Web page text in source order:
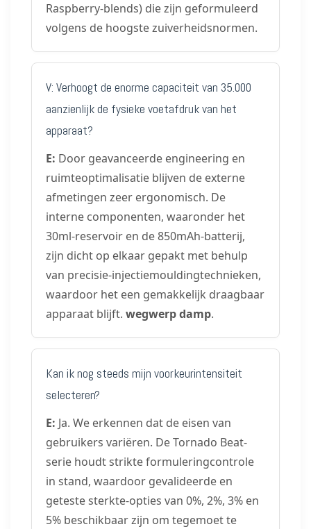
Raspberry-blends) die zijn geformuleerd
volgens de hoogste zuiverheidsnormen.
V: Verhoogt de enorme capaciteit van 35.000
aanzienlijk de fysieke voetafdruk van het
apparaat?
E: Door geavanceerde engineering en
ruimteoptimalisatie blijven de externe
afmetingen zeer ergonomisch. De
interne componenten, waaronder het
30ml-reservoir en de 850mAh-batterij,
zijn dicht op elkaar gepakt met behulp
van precisie-injectiemouldingtechnieken,
waardoor het een gemakkelijk draagbaar
apparaat blijft. wegwerp damp.
Kan ik nog steeds mijn voorkeurintensiteit
selecteren?
E: Ja. We erkennen dat de eisen van
gebruikers variëren. De Tornado Beat-
serie houdt strikte formuleringcontrole
in stand, waardoor gevalideerde en
geteste sterkte-opties van 0%, 2%, 3% en
5% beschikbaar zijn om tegemoet te